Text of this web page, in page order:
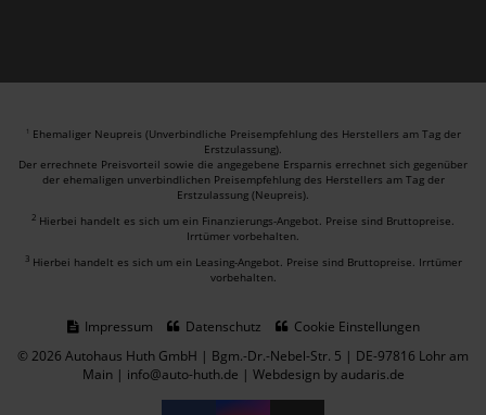
1 Ehemaliger Neupreis (Unverbindliche Preisempfehlung des Herstellers am Tag der
Erstzulassung).
Der errechnete Preisvorteil sowie die angegebene Ersparnis errechnet sich gegenüber
der ehemaligen unverbindlichen Preisempfehlung des Herstellers am Tag der
Erstzulassung (Neupreis).
2 Hierbei handelt es sich um ein Finanzierungs-Angebot. Preise sind Bruttopreise.
Irrtümer vorbehalten.
3 Hierbei handelt es sich um ein Leasing-Angebot. Preise sind Bruttopreise. Irrtümer
vorbehalten.
Impressum Datenschutz
Cookie Einstellungen
© 2026 Autohaus Huth GmbH | Bgm.-Dr.-Nebel-Str. 5 | DE-97816 Lohr am
Main | info@auto-huth.de | Webdesign by audaris.de